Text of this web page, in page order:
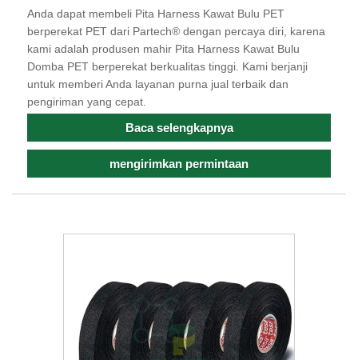
Anda dapat membeli Pita Harness Kawat Bulu PET
berperekat PET dari Partech® dengan percaya diri, karena
kami adalah produsen mahir Pita Harness Kawat Bulu
Domba PET berperekat berkualitas tinggi. Kami berjanji
untuk memberi Anda layanan purna jual terbaik dan
pengiriman yang cepat.
Baca selengkapnya
mengirimkan permintaan